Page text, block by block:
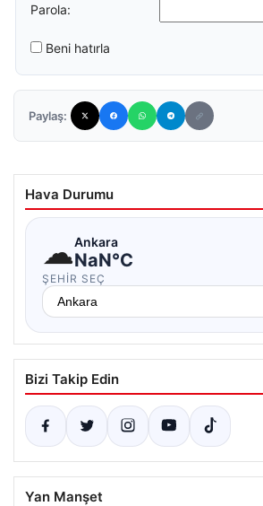
Parola:
Beni hatırla
Paylaş:
Hava Durumu
☁Ankara
NaN°C
ŞEHIR SEÇ
Bizi Takip Edin
Yan Manşet